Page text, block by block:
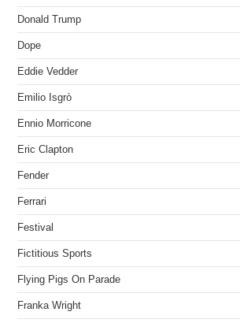
Donald Trump
Dope
Eddie Vedder
Emilio Isgrò
Ennio Morricone
Eric Clapton
Fender
Ferrari
Festival
Fictitious Sports
Flying Pigs On Parade
Franka Wright